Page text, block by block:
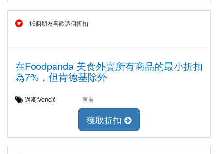
16個朋友喜歡這個折扣
在Foodpanda 美食外賣所有商品的最小折扣
為7%，但肯德基除外
過期:Venció 查看
獲取折扣